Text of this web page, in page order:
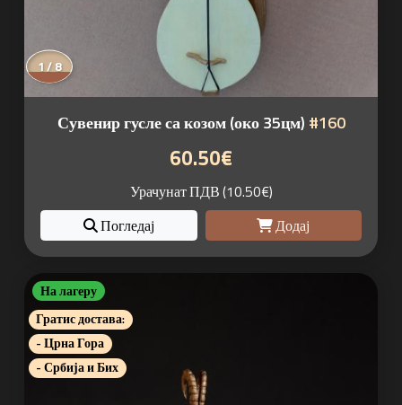
1 / 8
Сувенир гусле са козом (око 35цм) #160
60.50€
Урачунат ПДВ (10.50€)
Погледај
Додај
На лагеру
Гратис достава:
- Црна Гора
- Србија и Бих